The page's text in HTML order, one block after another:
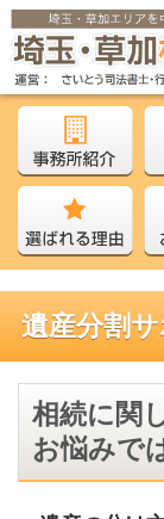
遺産分割
相続に関
お悩みで